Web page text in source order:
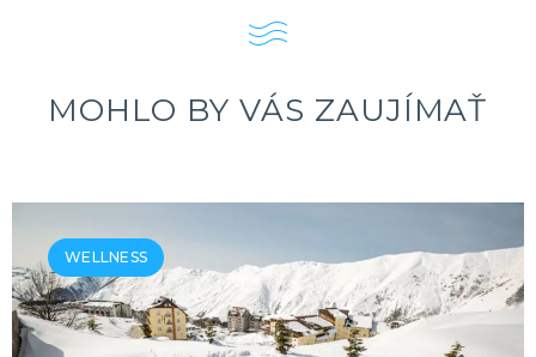
MOHLO BY VÁS ZAUJÍMAŤ
WELLNESS